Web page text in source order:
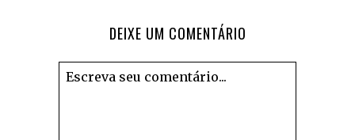
DEIXE UM COMENTÁRIO